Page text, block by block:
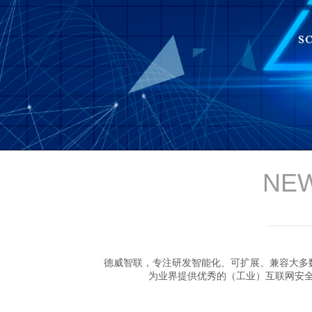
德威智联，专注研发智能化、可扩展、兼容大
为业界提供优秀的（工业）互联网安